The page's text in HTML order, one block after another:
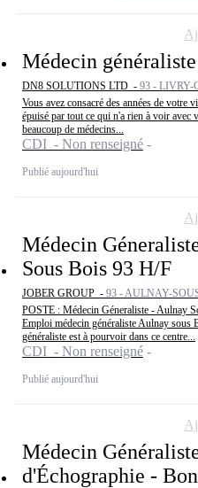
Médecin
DN8 SOLUTIONS LTD - 93 - LIVRY-
Vous avez consacré des années de votre
épuisé par tout ce qui n'a rien à voir avec
beaucoup de médecins...
CDI - Non renseigné
Publié aujourd'hui
Médecin
Sous Bois 93 H/F
JOBER GROUP - 93 - AULNAY-
POSTE : Médecin Géneraliste - Aulnay
Emploi médecin généraliste Aulnay
généraliste est à pourvoir dans ce centre...
CDI - Non renseigné
Publié aujourd'hui
Médecin
d'Échographie -